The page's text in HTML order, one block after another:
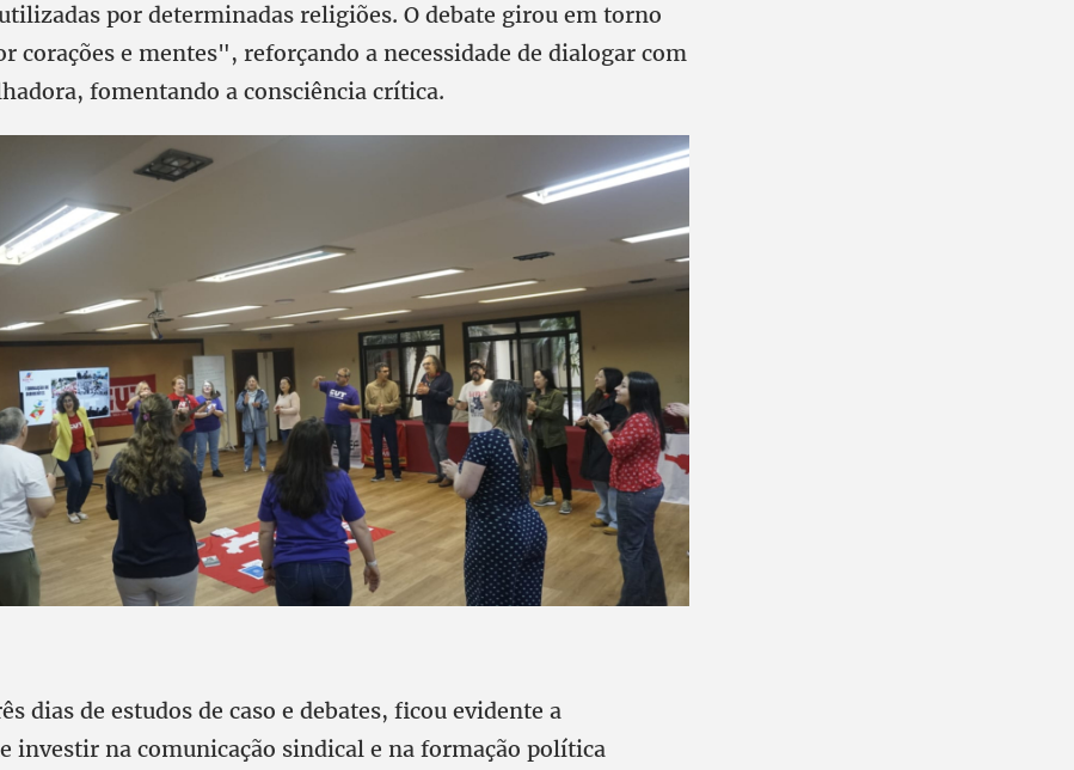
por determinadas religiões. O debate girou em torno
corações e mentes", reforçando a necessidade de dialogar com
fomentando a consciência crítica.
dias de estudos de caso e debates, ficou evidente a
investir na comunicação sindical e na formação política